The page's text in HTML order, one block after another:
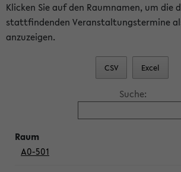
Klicken Sie auf den Raumnamen, um die
stattfindenden Veranstaltungstermine
anzuzeigen.
CSV Excel
Suche:
A0-501